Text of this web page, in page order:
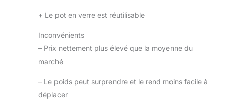
+ Le pot en verre est réutilisable
Inconvénients
– Prix nettement plus élevé que la moyenne du
marché
– Le poids peut surprendre et le rend moins facile à
déplacer